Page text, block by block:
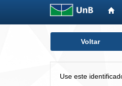
Voltar
Use este